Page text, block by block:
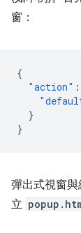
窗：
{
"action" :
}
}
彈出式視窗
立